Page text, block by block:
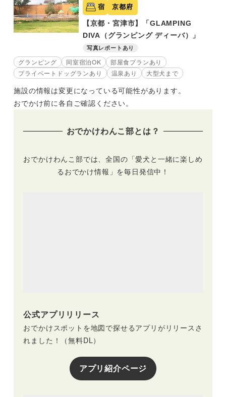
宿 京都府
【京都・宮津市】「GLAMPING
DIVA（グランピング ディーバ）」
写真レポートあり
グランピング 同室宿泊OK
部屋食プランあり
プライベートドッグランあり
温泉あり 大型犬まで
施設の情報は変更になっている可能性があります。
おでかけ前に各自ご確認ください。
おでかけわんこ部とは？
おでかけわんこ部では、全国の「愛犬と一緒に楽しめ
るおでかけ情報」を毎日発信中！
公式アプリリリース
おでかけスポットを地図で探せるアプリがリリースさ
れました！（無料DL）
アプリ紹介ページ